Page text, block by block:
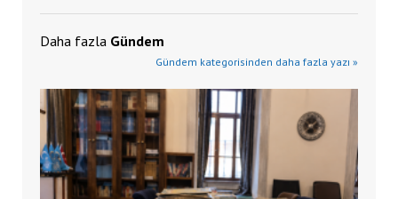
Daha fazla Gündem
Gündem kategorisinden daha fazla yazı »